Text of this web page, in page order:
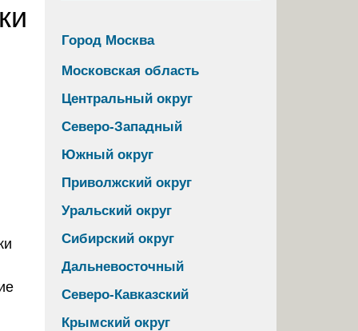
Город Москва
Московская область
Центральный округ
Северо-Западный
Южный округ
Приволжский округ
Уральский округ
Сибирский округ
Дальневосточный
Северо-Кавказский
Крымский округ